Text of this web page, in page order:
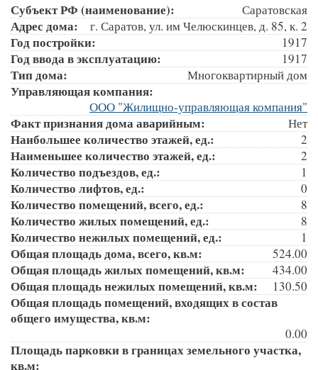
Субъект РФ (наименование): Саратовская
Адрес дома: г. Саратов, ул. им Челюскинцев, д. 85, к. 2
Год постройки: 1917
Год ввода в эксплуатацию: 1917
Тип дома: Многоквартирный дом
Управляющая компания:
ООО "Жилищно-управляющая компания"
Факт признания дома аварийным: Нет
Наибольшее количество этажей, ед.: 2
Наименьшее количество этажей, ед.: 2
Количество подъездов, ед.: 1
Количество лифтов, ед.: 0
Количество помещений, всего, ед.: 8
Количество жилых помещений, ед.: 8
Количество нежилых помещений, ед.: 1
Общая площадь дома, всего, кв.м: 524.00
Общая площадь жилых помещений, кв.м: 434.00
Общая площадь нежилых помещений, кв.м: 130.50
Общая площадь помещений, входящих в состав
общего имущества, кв.м:
0.00
Площадь парковки в границах земельного участка,
кв.м: